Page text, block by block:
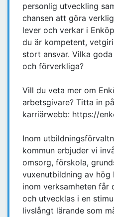
personlig utveckling
chansen att göra
lever och verkar i
du är kompetent,
stort ansvar. Vilka
och förverkliga?
Vill du veta mer om
arbetsgivare? Titta in
karriärwebb: https://
Inom
kommun erbjuder vi
omsorg, förskola,
vuxenutbildning av hög
inom verksamheten får
och utvecklas i en
livslångt lärande som